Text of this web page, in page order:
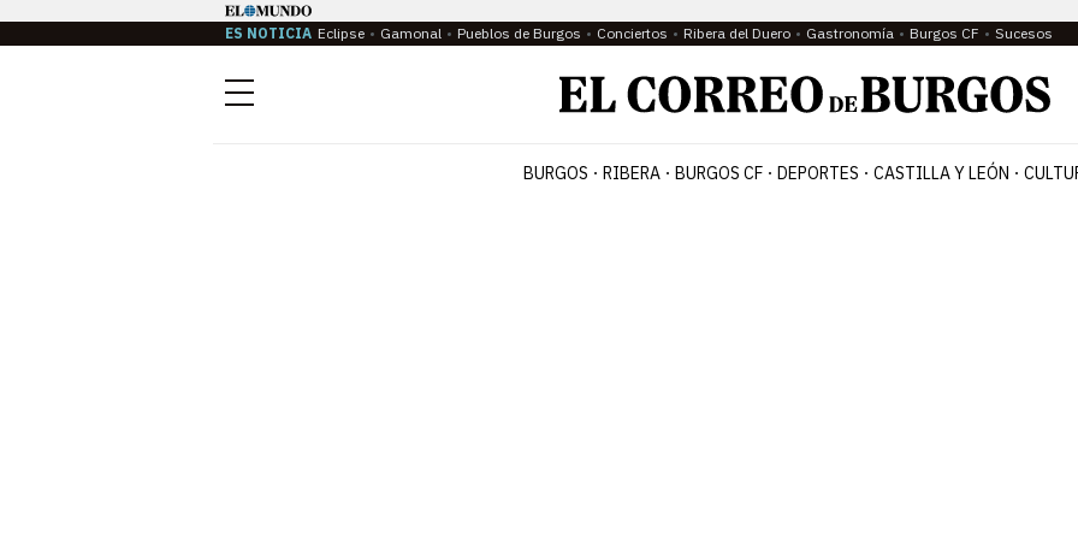
ES NOTICIA Eclipse Gamonal Pueblos de Burgos Conciertos Ribera del Duero Gastronomía Burgos CF Sucesos
Menú
BURGOS RIBERA BURGOS CF DEPORTES CASTILLA Y LEÓN